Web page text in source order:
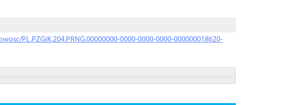
PL.PZGiK.204.PRNG.00000000-0000-0000-0000-000000018620-